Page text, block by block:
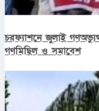
চরফ্যাশনে জুলাই
গণমিছিল ও সমাবেশ